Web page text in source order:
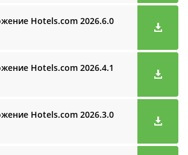
Hotels.com 2026.6.0
Hotels.com 2026.4.1
Hotels.com 2026.3.0